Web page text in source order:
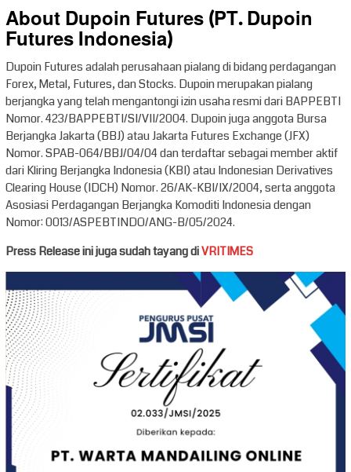
About Dupoin Futures (PT. Dupoin
Futures Indonesia)
Dupoin Futures adalah perusahaan pialang di bidang perdagangan
Forex, Metal, Futures, dan Stocks. Dupoin merupakan pialang
berjangka yang telah mengantongi izin usaha resmi dari BAPPEBTI
Nomor. 423/BAPPEBTI/SI/VII/2004. Dupoin juga anggota Bursa
Berjangka Jakarta (BBJ) atau Jakarta Futures Exchange (JFX)
Nomor. SPAB-064/BBJ/04/04 dan terdaftar sebagai member aktif
dari Kliring Berjangka Indonesia (KBI) atau Indonesian Derivatives
Clearing House (IDCH) Nomor. 26/AK-KBI/IX/2004, serta anggota
Asosiasi Perdagangan Berjangka Komoditi Indonesia dengan
Nomor: 0013/ASPEBTINDO/ANG-B/05/2024.
Press Release ini juga sudah tayang diVRITIMES